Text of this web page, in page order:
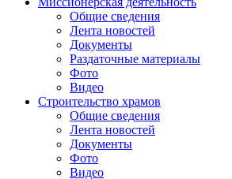
Общие сведения
Лента новостей
Документы
Раздаточные материалы
Фото
Видео
Строительство храмов
Общие сведения
Лента новостей
Документы
Фото
Видео